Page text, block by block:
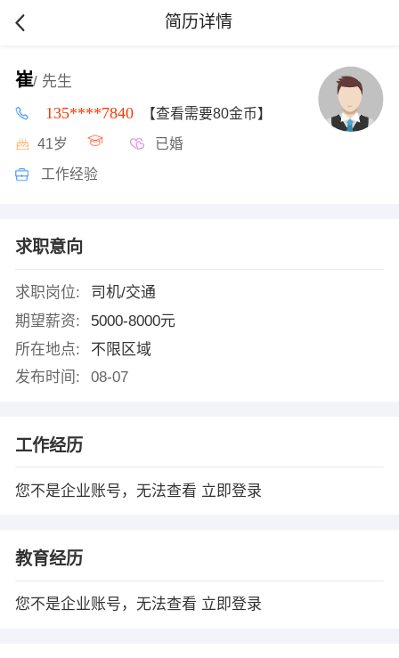
简历详情
崔/ 先生
135****7840 【查看需要80金币】
41岁 已婚
工作经验
求职意向
求职岗位:
司机/交通
期望薪资:
5000-8000元
所在地点:
不限区域
发布时间:
08-07
工作经历
您不是企业账号，无法查看 立即登录
教育经历
您不是企业账号，无法查看 立即登录